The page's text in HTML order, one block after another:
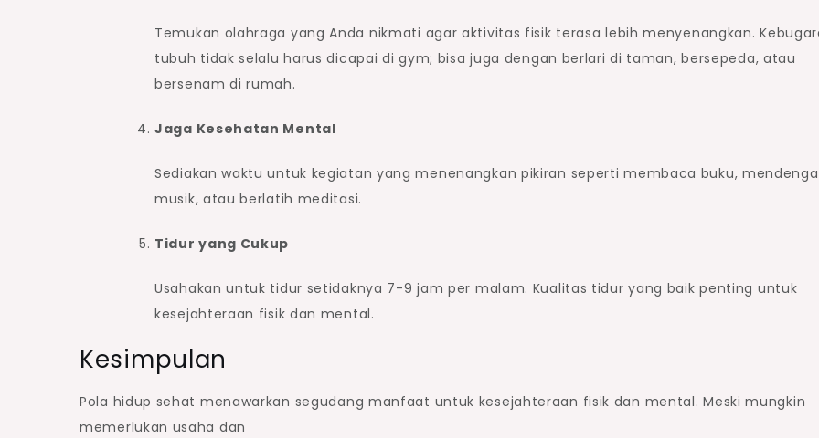
Temukan olahraga yang Anda nikmati agar aktivitas fisik terasa lebih menyenangkan.
tubuh tidak selalu harus dicapai di gym; bisa juga dengan berlari di taman, bersepeda, atau
bersenam di rumah.
Jaga Kesehatan Mental
Sediakan waktu untuk kegiatan yang menenangkan pikiran seperti membaca buku,
musik, atau berlatih meditasi.
Tidur yang Cukup
Usahakan untuk tidur setidaknya 7-9 jam per malam. Kualitas tidur yang baik penting untuk
kesejahteraan fisik dan mental.
Kesimpulan
Pola hidup sehat menawarkan segudang manfaat untuk kesejahteraan fisik dan mental. Meski mungkin
memerlukan usaha dan